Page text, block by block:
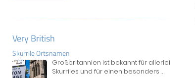
Very British
Skurrile Ortsnamen
Großbritannien ist bekannt für allerlei
Skurriles und für einen besonders ...